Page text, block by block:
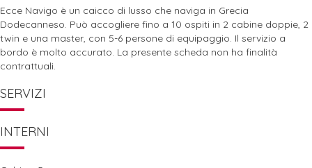
Ecce Navigo è un caicco di lusso che naviga in Grecia
Dodecanneso. Può accogliere fino a 10 ospiti in 2 cabine doppie, 2
twin e una master, con 5-6 persone di equipaggio. Il servizio a
bordo è molto accurato. La presente scheda non ha finalità
contrattuali.
SERVIZI
INTERNI